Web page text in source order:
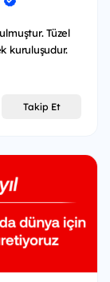
Tüzel
kuruluşudur.
Takip Et